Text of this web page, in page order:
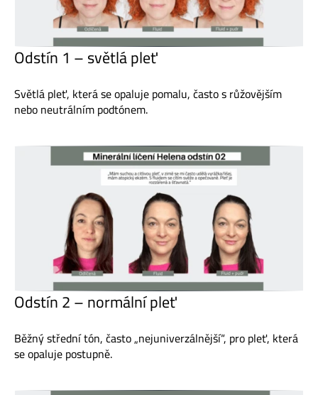
Odstín 1 – světlá pleť
Světlá pleť, která se opaluje pomalu, často s růžovějším
nebo neutrálním podtónem.
Odstín 2 – normální pleť
Běžný střední tón, často „nejuniverzálnější“, pro pleť, která
se opaluje postupně.